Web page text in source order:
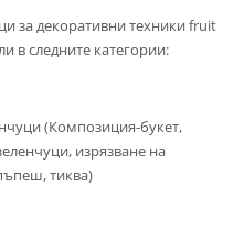
за декоративни техники fruit
в следните категории:
(Композиция-букет,
изрязване на
тиква)